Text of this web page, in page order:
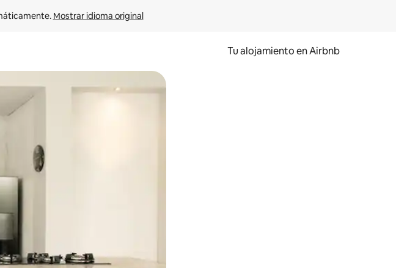
Mostrar idioma original
Tu alojamiento en Airbnb
abajo o explorá deslizando el dedo.